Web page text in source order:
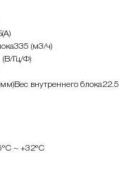
(м3/ч)
(В/Гц/Ф)
внутреннего блока22.5
~ +32°С